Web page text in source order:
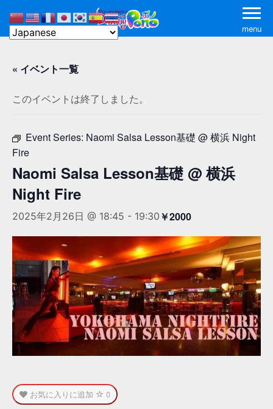
menu
« イベント一覧
このイベントは終了しました。
Event Series: Naomi Salsa Lesson基礎 @ 横浜 Night
Fire
Naomi Salsa Lesson基礎 @ 横浜
Night Fire
2025年2月26日 @ 18:45 - 19:30 ￥2000
お気に入りに追加 0